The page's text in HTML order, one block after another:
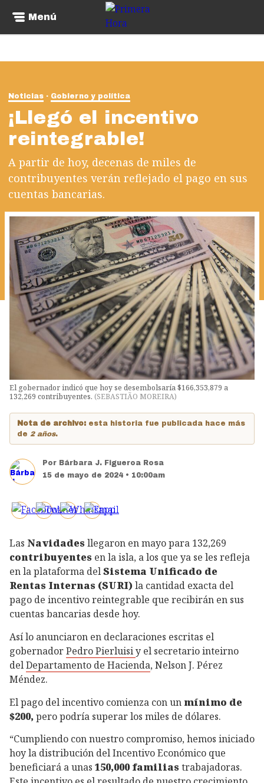
Menú
Noticias Gobierno y política
¡Llegó el incentivo
reintegrable!
A partir de hoy, decenas de miles de
contribuyentes verán reflejado el pago en sus
cuentas bancarias.
El gobernador indicó que hoy se desembolsaría $166,353,879 a
132,269 contribuyentes. (SEBASTIÃO MOREIRA)
Nota de archivo: esta historia fue publicada hace más
de 2 años.
Por Bárbara J. Figueroa Rosa
15 de mayo de 2024 • 10:00am
Las Navidades llegaron en mayo para 132,269
contribuyentes en la isla, a los que ya se les refleja
en la plataforma delSistema Unificado de
Rentas Internas (SURI)la cantidad exacta del
pago de incentivo reintegrable que recibirán en sus
cuentas bancarias desde hoy.
Así lo anunciaron en declaraciones escritas el
gobernadorPedro Pierluisiy el secretario inteirno
delDepartamento de Hacienda, Nelson J. Pérez
Méndez.
El pago del incentivo comienza con un mínimo de
$200, pero podría superar los miles de dólares.
“Cumpliendo con nuestro compromiso, hemos iniciado
hoy la distribución del Incentivo Económico que
beneficiará a unas 150,000 familias trabajadoras.